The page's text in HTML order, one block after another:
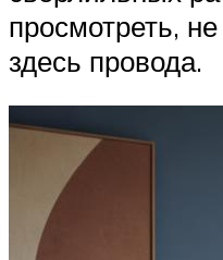
просмотреть,
здесь провода.